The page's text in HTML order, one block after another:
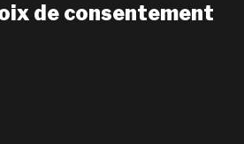
de consentement